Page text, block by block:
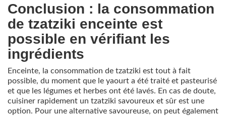
Conclusion : la consommation
de tzatziki enceinte est
possible en vérifiant les
ingrédients
Enceinte, la consommation de tzatziki est tout à fait
possible, du moment que le yaourt a été traité et pasteurisé
et que les légumes et herbes ont été lavés. En cas de doute,
cuisiner rapidement un tzatziki savoureux et sûr est une
option. Pour une alternative savoureuse, on peut également